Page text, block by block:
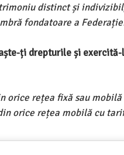
distinct și
fondatoare a
ți drepturile și
orice rețea fixă sau
orice rețea mobilă cu